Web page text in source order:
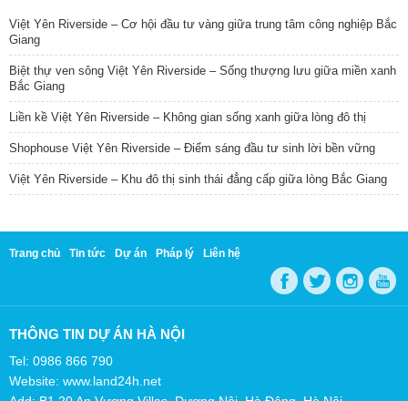
Việt Yên Riverside – Cơ hội đầu tư vàng giữa trung tâm công nghiệp Bắc
Giang
Biệt thự ven sông Việt Yên Riverside – Sống thượng lưu giữa miền xanh
Bắc Giang
Liền kề Việt Yên Riverside – Không gian sống xanh giữa lòng đô thị
Shophouse Việt Yên Riverside – Điểm sáng đầu tư sinh lời bền vững
Việt Yên Riverside – Khu đô thị sinh thái đẳng cấp giữa lòng Bắc Giang
Trang chủ Tin tức Dự án Pháp lý Liên hệ
THÔNG TIN DỰ ÁN HÀ NỘI
Tel: 0986 866 790
Website: www.land24h.net